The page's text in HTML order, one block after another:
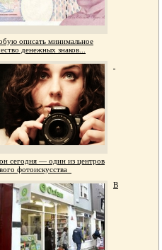
описать минимальное
денежных знаков...
сегодня — один из центров
фотоискусства
В